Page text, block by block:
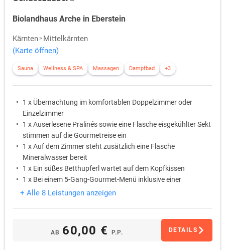
Biolandhaus Arche in Eberstein
Kärnten
Mittelkärnten
(Karte öffnen)
Sauna Wellness & SPA Massagen Dampfbad +3
1 x Übernachtung im komfortablen Doppelzimmer oder
Einzelzimmer
1 x Auserlesene Pralinés sowie eine Flasche eisgekühlter Sekt
stimmen auf die Gourmetreise ein
1 x Auf dem Zimmer steht zusätzlich eine Flasche
Mineralwasser bereit
1 x Ein süßes Betthupferl wartet auf dem Kopfkissen
1 x Bei einem 5-Gang-Gourmet-Menü inklusive einer
korrespondierenden Flasche Wein lassen sich
1 x Am nächsten Morgen startet der Tag mit einem
reichhaltigen Frühstück am Buffet
+ Alle 8 Leistungen anzeigen
AB 60,00 € P.P. DETAILS